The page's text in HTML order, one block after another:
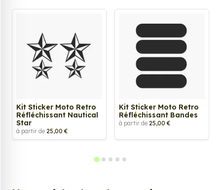
Kit Sticker Moto Retro
Réfléchissant Nautical
Star
à partir de 25,00 €
Kit Sticker Moto Retro
Réfléchissant Bandes
à partir de 25,00 €